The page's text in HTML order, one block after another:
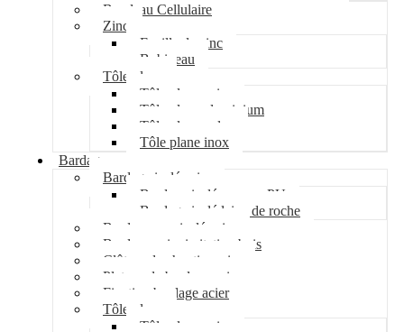
Bandeau Cellulaire
Zinc
Feuille de zinc
Bobineau
Tôle plane
Tôle plane acier
Tôle plane aluminium
Tôle plane galva
Tôle plane inox
Bardage
Bardage isolé acier
Bardage isolé mousse PU
Bardage isolé laine de roche
Bardage non isolé acier
Bardage acier imitation bois
Clôture de chantier acier
Plateau de bardage acier
Fixation bardage acier
Tôle plane
Tôle plane acier